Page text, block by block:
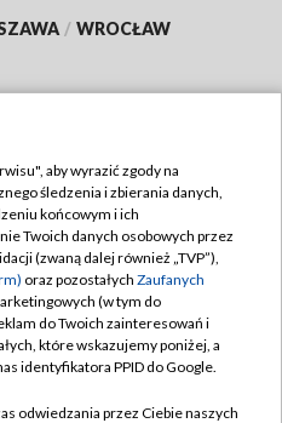
/ WROCŁAW
TVP
TVP
zgody
Pomoc
aby wyrazić zgody na
śledzenia i zbierania danych,
końcowym i ich
Twoich danych osobowych przez
(zwaną dalej również „TVP”),
oraz pozostałych Zaufanych
(w tym do
do Twoich zainteresowań i
które wskazujemy poniżej, a
identyfikatora PPID do Google.
odwiedzania przez Ciebie naszych